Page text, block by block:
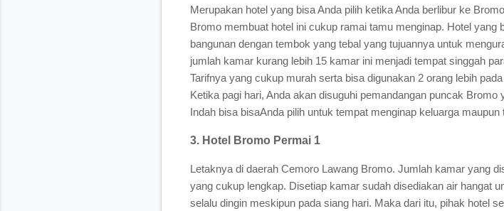
Merupakan hotel yang bisa Anda pilih ketika Anda berlibur ke
Bromo membuat hotel ini cukup ramai tamu menginap. Hotel yang
bangunan dengan tembok yang tebal yang tujuannya untuk
jumlah kamar kurang lebih 15 kamar ini menjadi tempat singgah
Tarifnya yang cukup murah serta bisa digunakan 2 orang lebih
Ketika pagi hari, Anda akan disuguhi pemandangan puncak
Indah bisa bisaAnda pilih untuk tempat menginap keluarga maupun
3. Hotel Bromo Permai 1
Letaknya di daerah Cemoro Lawang Bromo. Jumlah kamar yang
yang cukup lengkap. Disetiap kamar sudah disediakan air hangat
selalu dingin meskipun pada siang hari. Maka dari itu, pihak hotel